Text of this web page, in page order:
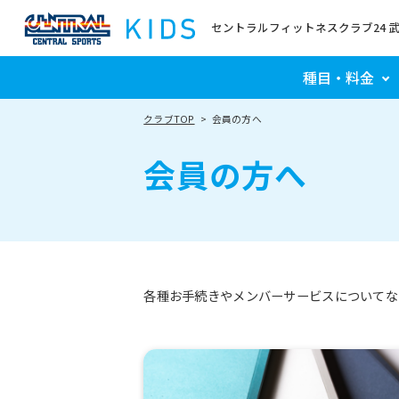
セントラルフィットネスクラブ24
種目・料金
クラブTOP 会員の方へ
会員の方へ
各種お手続きやメンバーサービスについて